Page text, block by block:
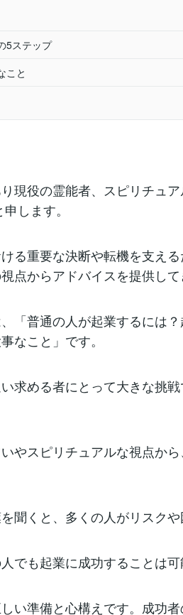
5ステップ
こと
現役の霊能者、スピリチュ
します。
る重要な決断や転機を支え
点からアドバイスを提供して
「普通の人が起業するには
なこと」です。
求める者にとって大きな挑
やスピリチュアルな視点か
聞くと、多くの人がリスクや
でも起業に成功することは可
い準備と心構えです。成功